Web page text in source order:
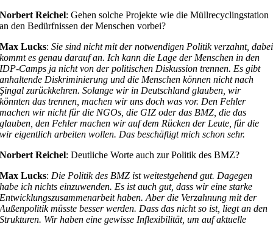
Norbert Reichel: Gehen solche Projekte wie die Müllrecyclingstation
an den Bedürfnissen der Menschen vorbei?
Max Lucks:Sie sind nicht mit der notwendigen Politik verzahnt, dabei
kommt es genau darauf an. Ich kann die Lage der Menschen in den
IDP-Camps ja nicht von der politischen Diskussion trennen. Es gibt
anhaltende Diskriminierung und die Menschen können nicht nach
Şingal zurückkehren. Solange wir in Deutschland glauben, wir
könnten das trennen, machen wir uns doch was vor. Den Fehler
machen wir nicht für die NGOs, die GIZ oder das BMZ, die das
glauben, den Fehler machen wir auf dem Rücken der Leute, für die
wir eigentlich arbeiten wollen. Das beschäftigt mich schon sehr.
Norbert Reichel: Deutliche Worte auch zur Politik des BMZ?
Max Lucks: Die Politik des BMZ ist weitestgehend gut. Dagegen
habe ich nichts einzuwenden. Es ist auch gut, dass wir eine starke
Entwicklungszusammenarbeit haben. Aber die Verzahnung mit der
Außenpolitik müsste besser werden. Dass das nicht so ist, liegt an den
Strukturen. Wir haben eine gewisse Inflexibilität, um auf aktuelle